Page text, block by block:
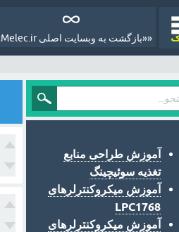
««بازگشت به وبسایت اصلی Melec.ir»»
آموزش طراحی منابع
تغذیه سوئیچینگ
آموزش میکروکنترلرهای
LPC1768
آموزش میکروکنترلرهای